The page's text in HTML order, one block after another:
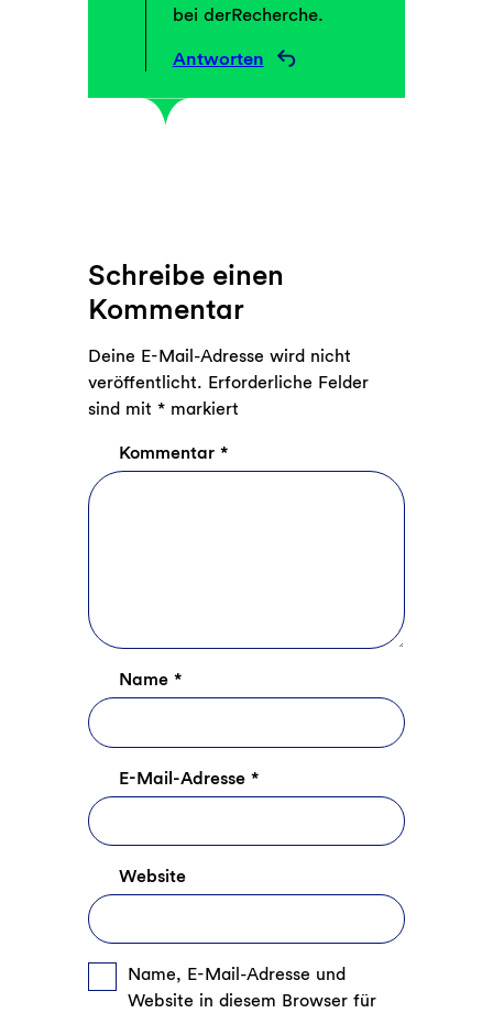
bei derRecherche.
Antworten
Schreibe einen
Kommentar
Deine E-Mail-Adresse wird nicht
veröffentlicht. Erforderliche Felder
sind mit *markiert
Kommentar *
Name *
E-Mail-Adresse *
Website
Name, E-Mail-Adresse und
Website in diesem Browser für